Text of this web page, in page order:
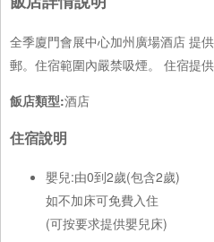
全季廈門會展中心加州廣場酒店 提
郵。住宿範圍內嚴禁吸煙。 住宿提
飯店類型:酒店
住宿說明
嬰兒:由0到2歲(包含2歲)
如不加床可免費入住
(可按要求提供嬰兒床)